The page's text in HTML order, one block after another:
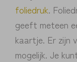
foliedruk.
geeft meteen
kaartje. Er zijn
mogelijk. Je